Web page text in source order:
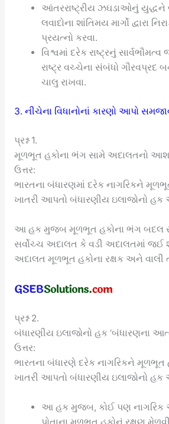
આંતરરાષ્ટ્રીય ઝઘડાઓનું
લવાદોના શાંતિમય માર્ગો દ્વારા
પ્રયત્નો કરવા.
વિશ્વમાં દરેક રાષ્ટ્રનું
રાષ્ટ્ર વચ્ચેના સંબંધો ગૌરવપ્રદ
ચાલુ રાખવા.
3. નીચેના વિધાનોનાં કારણો આપો
પ્રશ્ન 1.
મૂળભૂત હકોના ભંગ સામે અદાલતનો
ઉત્તર:
ભારતના બંધારણમાં દરેક નાગરિકને
ખાતરી આપતો બંધારણીય ઇલાજોનો
આ હક મુજબ મૂળભૂત હકોના ભંગ બદલ
સર્વોચ્ચ અદાલત કે વડી અદાલતમાં જઈ
અદાલત મૂળભૂત હકોના રક્ષક અને
પ્રશ્ન 2.
બંધારણીય ઇલાજોનો હક ‘બંધારણના
ઉત્તર:
ભારતના બંધારણે દરેક નાગરિકને મૂળભૂત
ખાતરી આપતો બંધારણીય ઇલાજોનો હક
આ હક મુજબ, કોઈ પણ નાગરિક
પોતાના મૂળભૂત હકોનું રક્ષણ